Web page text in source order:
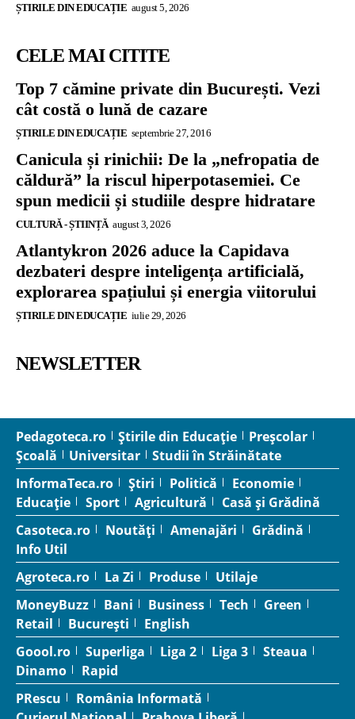
ȘTIRILE DIN EDUCAȚIE august 5, 2026
CELE MAI CITITE
Top 7 cămine private din București. Vezi
cât costă o lună de cazare
ȘTIRILE DIN EDUCAȚIE septembrie 27, 2016
Canicula și rinichii: De la „nefropatia de
căldură” la riscul hiperpotasemiei. Ce
spun medicii și studiile despre hidratare
CULTURĂ - ȘTIINȚĂ august 3, 2026
Atlantykron 2026 aduce la Capidava
dezbateri despre inteligența artificială,
explorarea spațiului și energia viitorului
ȘTIRILE DIN EDUCAȚIE iulie 29, 2026
NEWSLETTER
Pedagoteca.ro Știrile din Educație
Preșcolar
Școală
Universitar
Studii în Străinătate
InformaTeca.ro
Știri Politică
Economie
Educație
Sport Agricultură
Casă și Grădină
Casoteca.ro
Noutăți Amenajări
Grădină
Info Util
Agroteca.ro
La Zi Produse
Utilaje
MoneyBuzz
Bani Business Tech
Green
Retail
București
English
Goool.ro
Superliga Liga 2 Liga 3
Steaua
Dinamo
Rapid
PRescu
România Informată